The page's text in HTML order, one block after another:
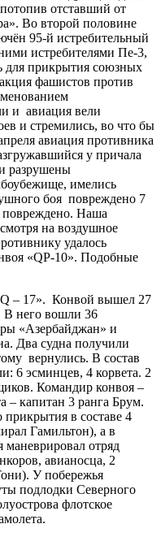
отставший от
Во второй половине
95-й истребительный
истребителями Пе-3,
для прикрытия союзных
фашистов против
и авиация вели
и стремились, во что бы
авиация противника
у причала
разрушены
имелись
боя повреждено 7
повреждено. Наша
на воздушное
удалось
«QР-10». Подобные
– 17». Конвой вышел 27
В него вошли 36
«Азербайджан» и
Два судна получили
вернулись. В состав
6 эсминцев, 4 корвета. 2
Командир конвоя –
– капитан 3 ранга Брум.
в составе 4
Гамильтон), а в
маневрировал отряд
авианосца, 2
У побережья
подлодки Северного
флотское